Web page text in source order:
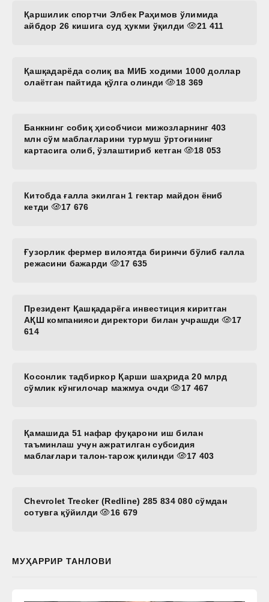
Қаршилик спортчи Элбек Раҳимов ўлимида
айбдор 26 кишига суд ҳукми ўқилди
21 411
Қашқадарёда солиқ ва МИБ ходими 1000 доллар
олаётган пайтида қўлга олинди
18 369
Банкнинг собиқ ҳисобчиси мижозларнинг 403
млн сўм маблағларини турмуш ўртоғининг
картасига олиб, ўзлаштириб кетган
18 053
Китобда ғалла экилган 1 гектар майдон ёниб
кетди
17 676
Ғузорлик фермер вилоятда биринчи бўлиб ғалла
режасини бажарди
17 635
Президент Қашқадарёга инвестиция киритган
АҚШ компанияси директори билан учрашди
17
614
Косонлик тадбиркор Қарши шаҳрида 20 млрд
сўмлик кўнгилочар мажмуа очди
17 467
Қамашида 51 нафар фуқарони иш билан
таъминлаш учун ажратилган субсидия
маблағлари талон-тарож қилинди
17 403
Chevrolet Trecker (Redline) 285 834 080 сўмдан
сотувга қўйилди
16 679
МУҲАРРИР ТАНЛОВИ